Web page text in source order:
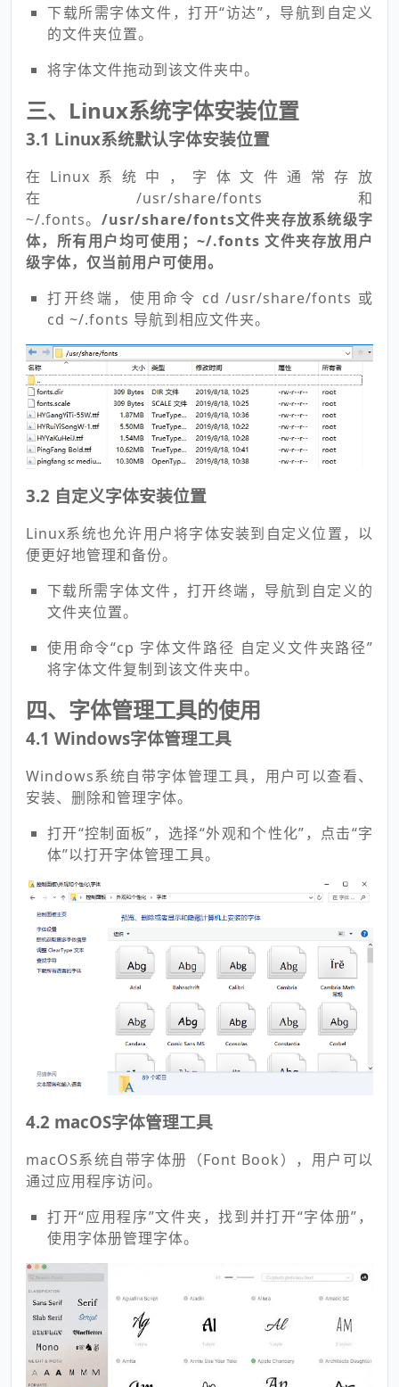
下载所需字体文件，打开“访达”，导航到自定义
的文件夹位置。
将字体文件拖动到该文件夹中。
三、Linux系统字体安装位置
3.1 Linux系统默认字体安装位置
在Linux系统中，字体文件通常存放
在/usr/share/fonts和
~/.fonts。 /usr/share/fonts文件夹存放系统级字
体，所有用户均可使用；~/.fonts 文件夹存放用户
级字体，仅当前用户可使用。
打开终端，使用命令 cd /usr/share/fonts 或
cd ~/.fonts 导航到相应文件夹。
3.2 自定义字体安装位置
Linux系统也允许用户将字体安装到自定义位置，以
便更好地管理和备份。
下载所需字体文件，打开终端，导航到自定义的
文件夹位置。
使用命令“cp 字体文件路径 自定义文件夹路径”
将字体文件复制到该文件夹中。
四、字体管理工具的使用
4.1 Windows字体管理工具
Windows系统自带字体管理工具，用户可以查看、
安装、删除和管理字体。
打开“控制面板”，选择“外观和个性化”，点击“字
体”以打开字体管理工具。
4.2 macOS字体管理工具
macOS系统自带字体册（Font Book），用户可以
通过应用程序访问。
打开“应用程序”文件夹，找到并打开“字体册”，
使用字体册管理字体。